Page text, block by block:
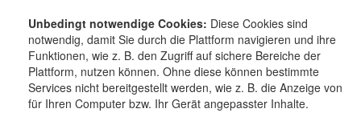
Unbedingt notwendige Cookies: Diese Cookies sind
notwendig, damit Sie durch die Plattform navigieren und ihre
Funktionen, wie z. B. den Zugriff auf sichere Bereiche der
Plattform, nutzen können. Ohne diese können bestimmte
Services nicht bereitgestellt werden, wie z. B. die Anzeige von
für Ihren Computer bzw. Ihr Gerät angepasster Inhalte.